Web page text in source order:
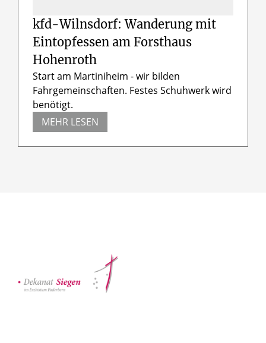
kfd-Wilnsdorf: Wanderung mit
Eintopfessen am Forsthaus
Hohenroth
Start am Martiniheim - wir bilden
Fahrgemeinschaften. Festes Schuhwerk wird
benötigt.
MEHR LESEN